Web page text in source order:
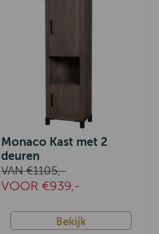
Monaco Kast met 2
deuren
VAN €1105,-
VOOR €939,-
Bekijk